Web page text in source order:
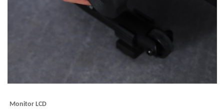
Monitor LCD